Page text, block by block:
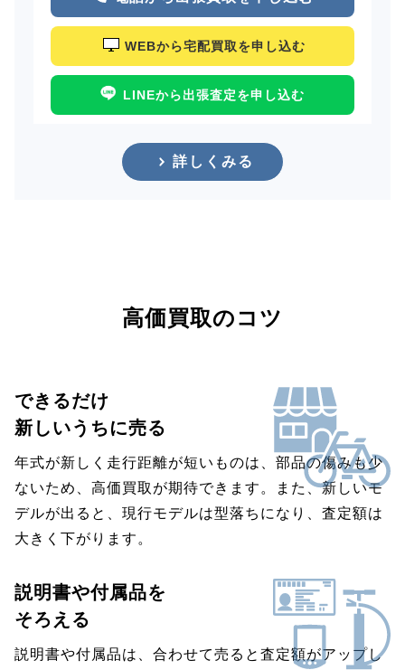
WEBから宅配買取を申し込む
LINEから出張査定を申し込む
詳しくみる
高価買取のコツ
できるだけ
新しいうちに売る
年式が新しく走行距離が短いものは、部品の傷みも少
ないため、高価買取が期待できます。また、新しいモ
デルが出ると、現行モデルは型落ちになり、査定額は
大きく下がります。
説明書や付属品を
そろえる
説明書や付属品は、合わせて売ると査定額がアップし